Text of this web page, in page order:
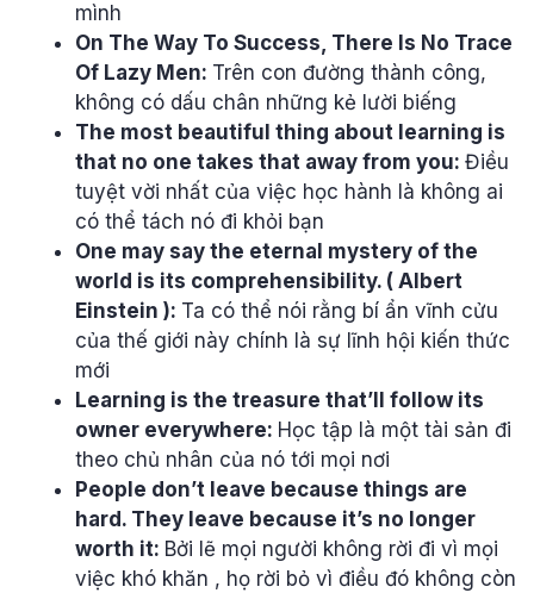
mình
On The Way To Success, There Is No Trace
Of Lazy Men: Trên con đường thành công,
không có dấu chân những kẻ lười biếng
The most beautiful thing about learning is
that no one takes that away from you: Điều
tuyệt vời nhất của việc học hành là không ai
có thể tách nó đi khỏi bạn
One may say the eternal mystery of the
world is its comprehensibility. ( Albert
Einstein ): Ta có thể nói rằng bí ẩn vĩnh cửu
của thế giới này chính là sự lĩnh hội kiến thức
mới
Learning is the treasure that’ll follow its
owner everywhere: Học tập là một tài sản đi
theo chủ nhân của nó tới mọi nơi
People don’t leave because things are
hard. They leave because it’s no longer
worth it: Bởi lẽ mọi người không rời đi vì mọi
việc khó khăn , họ rời bỏ vì điều đó không còn